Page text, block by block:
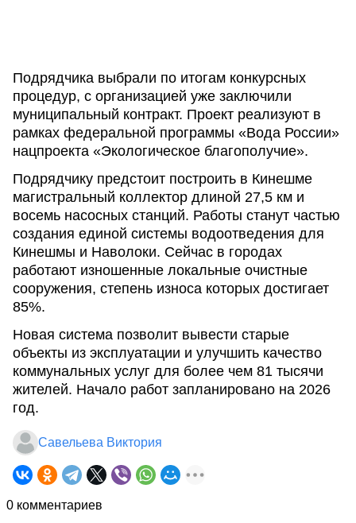
Подрядчика выбрали по итогам конкурсных
процедур, с организацией уже заключили
муниципальный контракт. Проект реализуют в
рамках федеральной программы «Вода России»
нацпроекта «Экологическое благополучие».
Подрядчику предстоит построить в Кинешме
магистральный коллектор длиной 27,5 км и
восемь насосных станций. Работы станут частью
создания единой системы водоотведения для
Кинешмы и Наволоки. Сейчас в городах
работают изношенные локальные очистные
сооружения, степень износа которых достигает
85%.
Новая система позволит вывести старые
объекты из эксплуатации и улучшить качество
коммунальных услуг для более чем 81 тысячи
жителей. Начало работ запланировано на 2026
год.
Савельева Виктория
0 комментариев